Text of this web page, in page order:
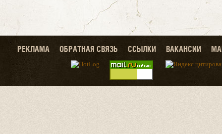
РЕКЛАМА ОБРАТНАЯ СВЯЗЬ ССЫЛКИ ВАКАНСИИ